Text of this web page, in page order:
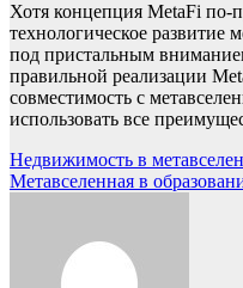
Хотя концепция MetaFi по-
технологическое развитие
под пристальным
правильной реализации
совместимость с
использовать все
Навигация
по
Недвижимость в
Метавселенная в